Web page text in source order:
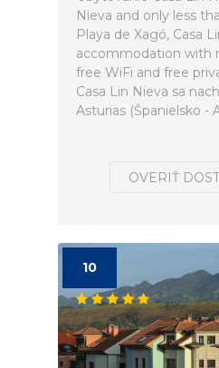
Nieva and only less
Playa de Xagó, Casa
accommodation with
free WiFi and free
Casa Lin Nieva sa
Asturias (Španielsko -
OVERIŤ
10